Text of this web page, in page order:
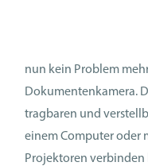
Projektoren verbinden